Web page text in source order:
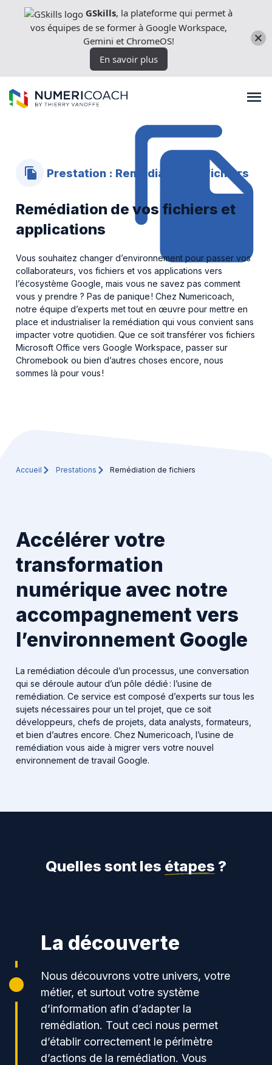
directement
Formations
Licences
Nos outils
IA
Nos actualités
Ressources
Prestation : Remédiation de fichiers
Remédiation de vos fichiers et
applications
Vous souhaitez changer d’environnement pour passer vos
collaborateurs, vos fichiers et vos applications vers
l’écosystème Google, mais vous ne savez pas comment
vous y prendre ? Pas de panique ! Chez Numericoach,
notre équipe d’experts met tout en œuvre pour mettre en
place et industrialiser la remédiation qui vous convient sans
impacter votre quotidien. Que ce soit transférer vos fichiers
Microsoft Office vers Google Workspace, passer sur
Chromebook ou bien d’autres choses encore, nous
sommes là pour vous !
Accueil Prestations Remédiation de fichiers
Accélérer votre
transformation
numérique avec notre
accompagnement vers
l’environnement Google
La remédiation découle d’un processus, une conversation
qui se déroule autour d’un pôle dédié : l’usine de
remédiation. Ce service est composé d’experts sur tous les
sujets nécessaires pour un tel projet, que ce soit
développeurs, chefs de projets, data analysts, formateurs,
et bien d’autres encore. Chez Numericoach, l’usine de
remédiation vous aide à migrer vers votre nouvel
environnement de travail Google.
Quelles sont les étapes ?
La découverte
Nous découvrons votre univers, votre
métier, et surtout votre système
d’information afin d’adapter la
remédiation. Tout ceci nous permet
d’établir correctement le périmètre
d’actions de la remédiation. Vous
GSkills, la plateforme qui permet à
vos équipes de se former à Google Workspace,
Gemini et ChromeOS!
En savoir plus